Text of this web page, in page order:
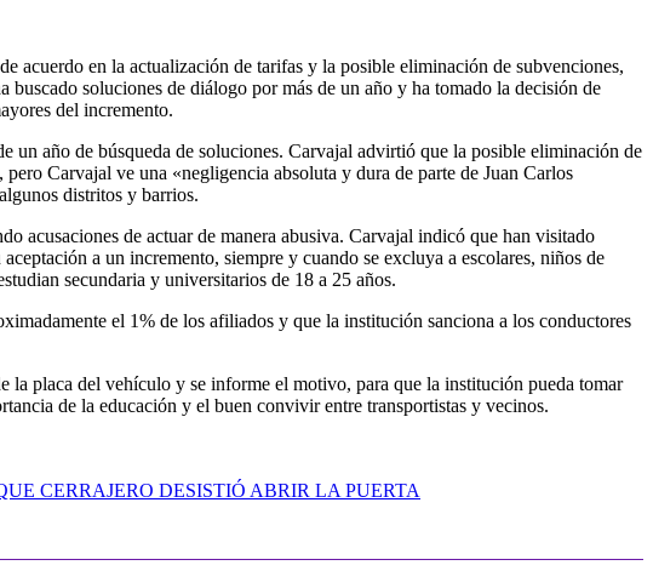
acuerdo en la actualización de tarifas y la posible eliminación de subvenciones,
soluciones de diálogo por más de un año y ha tomado la decisión de
del incremento.
un año de búsqueda de soluciones. Carvajal advirtió que la posible eliminación de
Carvajal ve una «negligencia absoluta y dura de parte de Juan Carlos
distritos y barrios.
acusaciones de actuar de manera abusiva. Carvajal indicó que han visitado
a un incremento, siempre y cuando se excluya a escolares, niños de
secundaria y universitarios de 18 a 25 años.
el 1% de los afiliados y que la institución sanciona a los conductores
la placa del vehículo y se informe el motivo, para que la institución pueda tomar
de la educación y el buen convivir entre transportistas y vecinos.
CERRAJERO DESISTIÓ ABRIR LA PUERTA